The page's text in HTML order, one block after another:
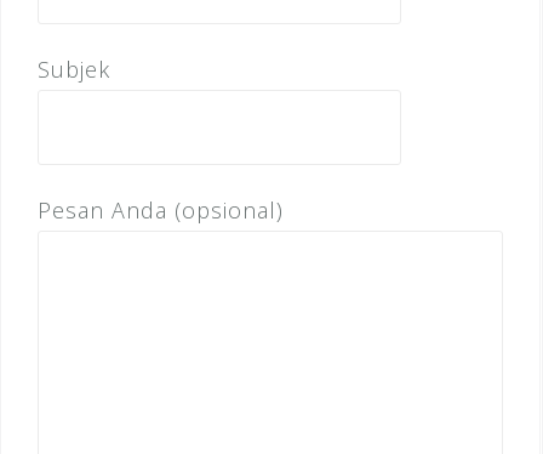
Subjek
Pesan Anda (opsional)